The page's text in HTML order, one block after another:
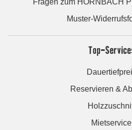
Fragen zum HORNBACH
Muster-
Top-
Reservieren &
Mietservice